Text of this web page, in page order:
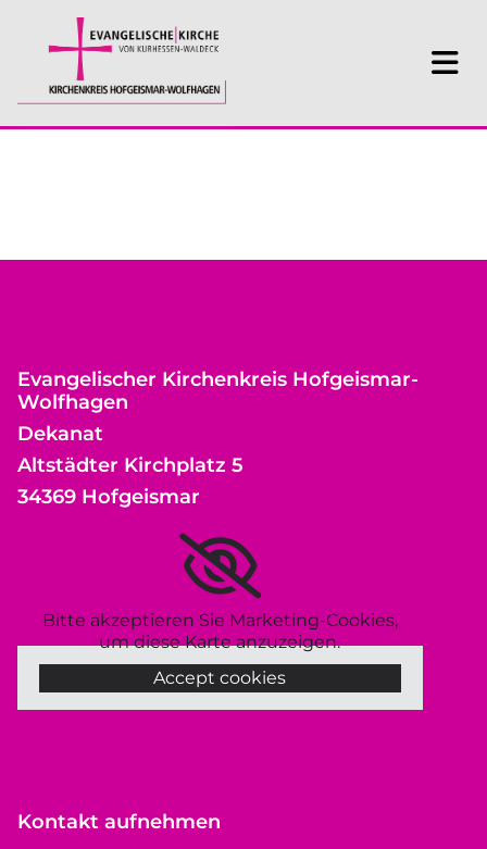
Evangelischer Kirchenkreis Hofgeismar-
Wolfhagen
Dekanat
Altstädter Kirchplatz 5
34369 Hofgeismar
Bitte akzeptieren Sie Marketing-Cookies,
um diese Karte anzuzeigen.
Accept cookies
Kontakt aufnehmen